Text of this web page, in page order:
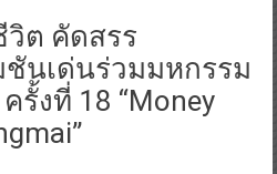
วิต คัดสรร
นเด่นร่วมมหกรรม
รั้งที่ 18 “Money